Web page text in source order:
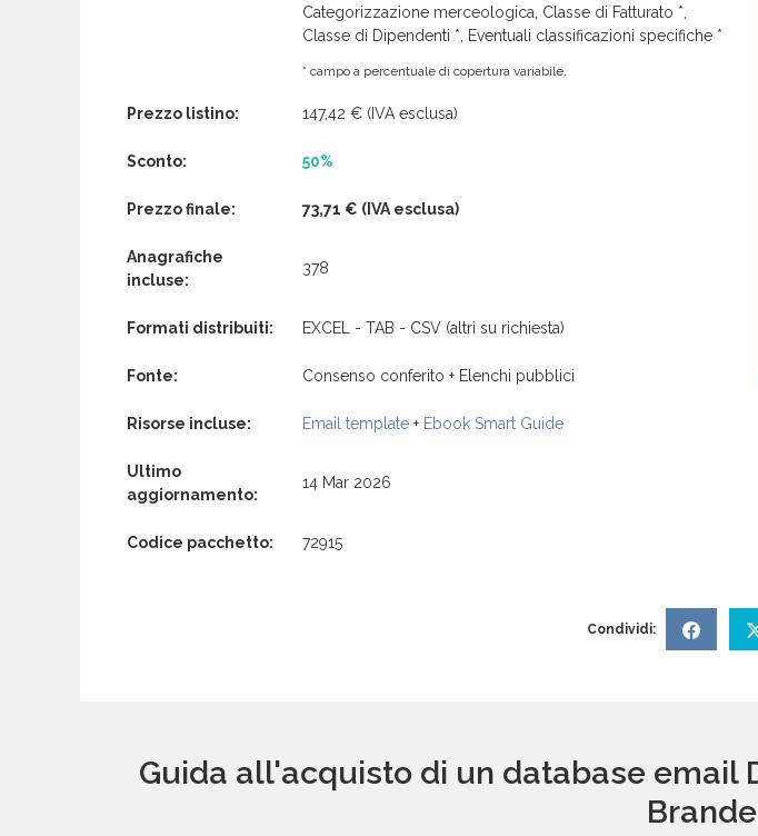
Categorizzazione merceologica, Classe di Fatturato *,
Classe di Dipendenti *, Eventuali classificazioni specifiche *
* campo a percentuale di copertura variabile.
Prezzo listino: 147,42 € (IVA esclusa)
Sconto: 50%
Prezzo finale: 73,71 € (IVA esclusa)
Anagrafiche
incluse:
378
Formati distribuiti: EXCEL - TAB - CSV (altri su richiesta)
Fonte: Consenso conferito + Elenchi pubblici
Risorse incluse: Email template + Ebook Smart Guide
Ultimo
aggiornamento:
14 Mar 2026
Codice pacchetto: 72915
Condividi:
Guida all'acquisto di un database